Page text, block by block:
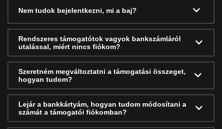
Nem tudok bejelentkezni, mi a baj?
Rendszeres támogatótok vagyok bankszámláról
utalással, miért nincs fiókom?
Szeretném megváltoztatni a támogatási összeget,
hogyan tudom?
Lejár a bankkártyám, hogyan tudom módosítani a
számát a támogatói fiókomban?